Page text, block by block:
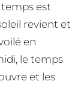
temps est
revient et
en
le temps
et les